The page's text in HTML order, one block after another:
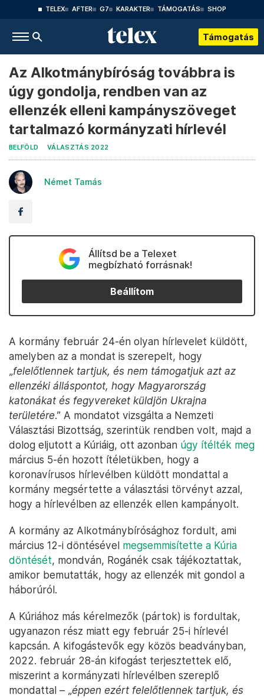
TELEX AFTER G7 KARAKTER TÁMOGATÁS SHOP
Támogatás
Az Alkotmánybíróság továbbra is
úgy gondolja, rendben van az
ellenzék elleni kampányszöveget
tartalmazó kormányzati hírlevél
BELFÖLD VÁLASZTÁS 2022
Német Tamás
Állítsd be a Telexet
megbízható forrásnak!
Beállítom
A kormány február 24-én olyan hírlevelet küldött,
amelyben az a mondat is szerepelt, hogy
„felelőtlennek tartjuk, és nem támogatjuk azt az
ellenzéki álláspontot, hogy Magyarország
katonákat és fegyvereket küldjön Ukrajna
területére.” A mondatot vizsgálta a Nemzeti
Választási Bizottság, szerintük rendben volt, majd a
dolog eljutott a Kúriáig, ott azonban úgy ítélték meg
március 5-én hozott ítéletükben, hogy a
koronavírusos hírlevélben küldött mondattal a
kormány megsértette a választási törvényt azzal,
hogy a hírlevélben az ellenzék ellen kampányolt.
A kormány az Alkotmánybírósághoz fordult, ami
március 12-i döntésével megsemmisítette a Kúria
döntését, mondván, Rogánék csak tájékoztattak,
amikor bemutatták, hogy az ellenzék mit gondol a
háborúról.
A Kúriához más kérelmezők (pártok) is fordultak,
ugyanazon rész miatt egy február 25-i hírlevél
kapcsán. A kifogástevők egy közös beadványban,
2022. február 28-án kifogást terjesztettek elő,
miszerint a kormányzati hírlevélben szereplő
mondattal – „éppen ezért felelőtlennek tartjuk, és